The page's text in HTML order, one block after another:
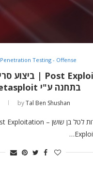
Penetration Testing - Offense
בתחנה ע"י Metasploit
byTal Ben Shushan